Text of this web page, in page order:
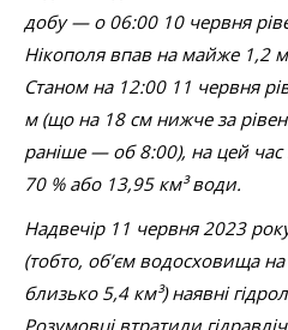
добу — о 06:00 10 червня
Нікополя впав на майже 1,2
Станом на 12:00 11 червня
м (що на 18 см нижче за
раніше — об 8:00), на цей
70 % або 13,95 км³ води.
Надвечір 11 червня 2023
(тобто, об’єм водосховища
близько 5,4 км³) наявні